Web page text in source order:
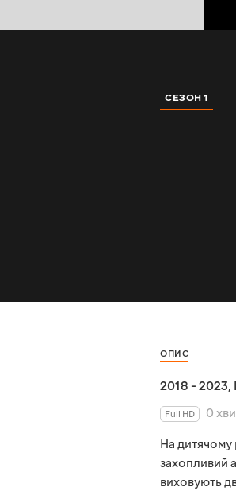
СЕЗОН 1
ОПИС
2018 - 2023,
Full HD
0
На дитячому
захопливий
виховують